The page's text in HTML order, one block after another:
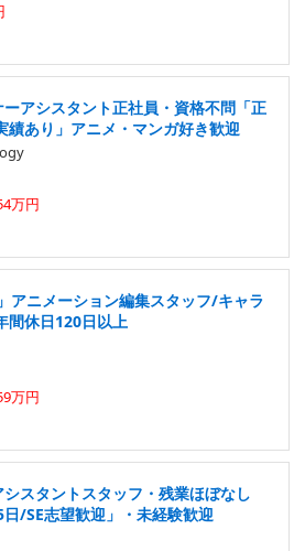
アシスタント正社員・資格不問「正
あり」アニメ・マンガ好き歓迎
万円
アニメーション編集スタッフ/キャラ
間休日120日以上
万円
スタントスタッフ・残業ほぼなし
日/SE志望歓迎」・未経験歓迎